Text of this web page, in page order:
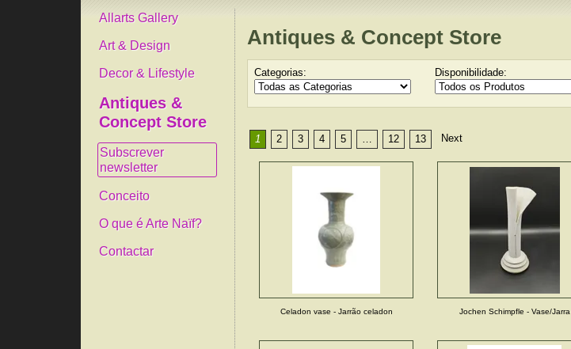
Allarts Gallery
Art & Design
Decor & Lifestyle
Antiques &
Concept Store
Subscrever
newsletter
Conceito
O que é Arte Naïf?
Contactar
Antiques & Concept Store
Categorias: Disponibilidade:
1 2 3 4 5 … 12 13 Next
Celadon vase - Jarrão celadon Jochen Schimpfle - Vase/Jarra